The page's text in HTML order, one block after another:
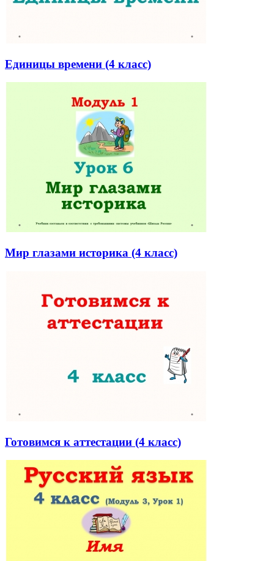
Единицы времени (4 класс)
Мир глазами историка (4 класс)
Готовимся к аттестации (4 класс)